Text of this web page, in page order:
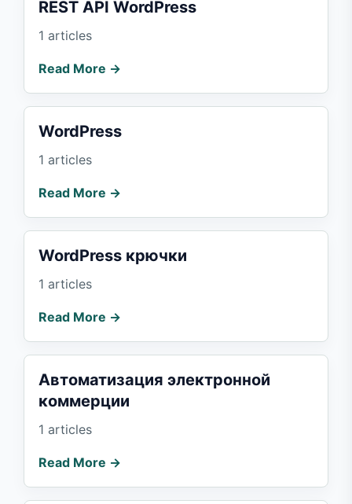
REST API WordPress
1 articles
Read More →
WordPress
1 articles
Read More →
WordPress крючки
1 articles
Read More →
Автоматизация электронной
коммерции
1 articles
Read More →